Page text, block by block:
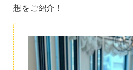
想をご紹介！